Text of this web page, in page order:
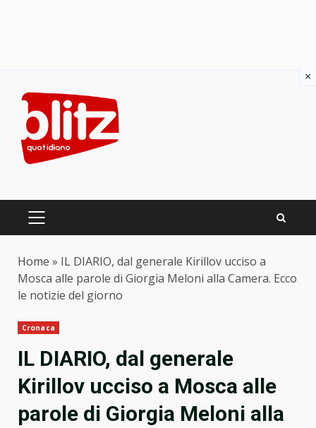
content
PRIMARY
Home » IL DIARIO, dal generale Kirillov ucciso a
Mosca alle parole di Giorgia Meloni alla Camera. Ecco
le notizie del giorno
Cronaca
IL DIARIO, dal generale
Kirillov ucciso a Mosca alle
parole di Giorgia Meloni alla
×